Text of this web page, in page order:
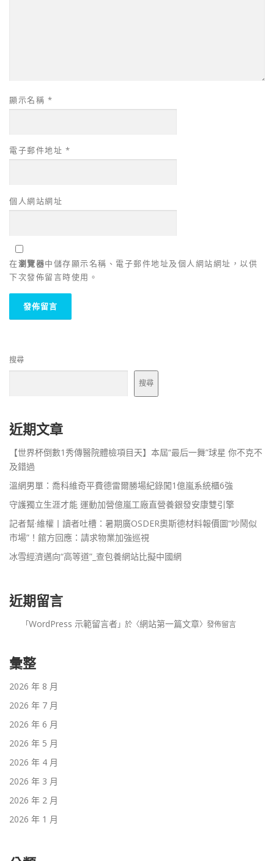
顯示名稱 *
電子郵件地址 *
個人網站網址
在瀏覽器中儲存顯示名稱、電子郵件地址及個人網站網址，以供
下次發佈留言時使用。
搜尋
搜尋
近期文章
【世界杯倒數1秀傳醫院體檢項目天】本屆“最后一舞”球星 你不克不
及錯過
溫網男單：喬科維奇平費德雷爾勝場紀錄闖1億嵐系統櫃6強
守護獨立生涯才能 運動加營億嵐工廠直營養銀發安康雙引擎
記者幫·維權丨讀者吐槽：暑期廣OSDER奧斯德材料報價圖“吵鬧似
市場”！館方回應：請求物業加強巡視
冰雪經濟邁向“高等道”_查包養網站比擬中國網
近期留言
「WordPress 示範留言者」於〈網站第一篇文章〉發佈留言
彙整
2026 年 8 月
2026 年 7 月
2026 年 6 月
2026 年 5 月
2026 年 4 月
2026 年 3 月
2026 年 2 月
2026 年 1 月